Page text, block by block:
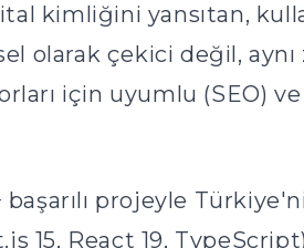
kimliğini yansıtan,
olarak çekici değil, aynı
için uyumlu (SEO)
başarılı projeyle
15, React 19,